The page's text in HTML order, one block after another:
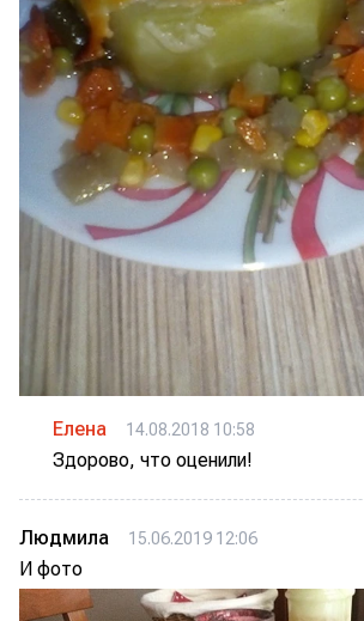
Елена 14.08.2018 10:58
Здорово, что оценили!
Людмила 15.06.2019 12:06
И фото